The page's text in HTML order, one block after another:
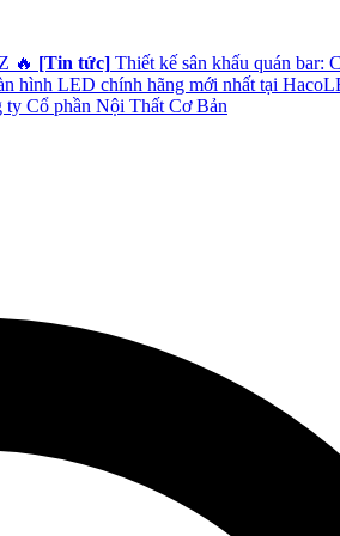
🔥 [Tin tức] Thiết kế sân khấu quán bar:
hình LED chính hãng mới nhất tại
Cổ phần Nội Thất Cơ Bản